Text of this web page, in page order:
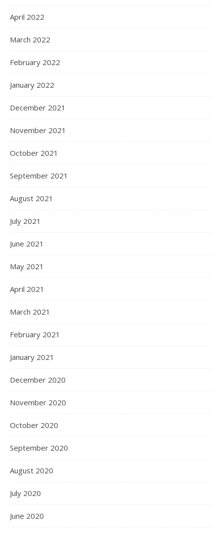
April 2022
March 2022
February 2022
January 2022
December 2021
November 2021
October 2021
September 2021
August 2021
July 2021
June 2021
May 2021
April 2021
March 2021
February 2021
January 2021
December 2020
November 2020
October 2020
September 2020
August 2020
July 2020
June 2020